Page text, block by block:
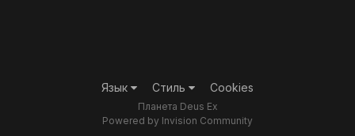
Язык Стиль Cookies
Планета Deus Ex
Powered by Invision Community